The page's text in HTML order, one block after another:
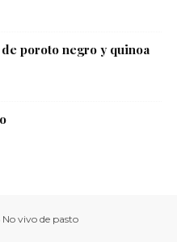
poroto negro y quinoa
No vivo de pasto